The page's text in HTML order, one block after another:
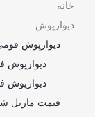
خانه
دیوارپوش
دیوارپوش
دیوارپوش
دیوارپوش
قیمت ماربل